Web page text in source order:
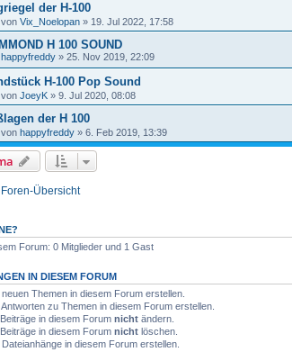
der H-100
von Vix_Noelopan » 19. Jul 2022, 17:58
H 100 SOUND
happyfreddy » 25. Nov 2019, 22:09
H-100 Pop Sound
von JoeyK » 9. Jul 2020, 08:08
der H 100
von happyfreddy » 6. Feb 2019, 13:39
Übersicht
Forum: 0 Mitglieder und 1 Gast
IN DIESEM FORUM
neuen Themen in diesem Forum erstellen.
Antworten zu Themen in diesem Forum erstellen.
in diesem Forum nicht ändern.
in diesem Forum nicht löschen.
Dateianhänge in diesem Forum erstellen.